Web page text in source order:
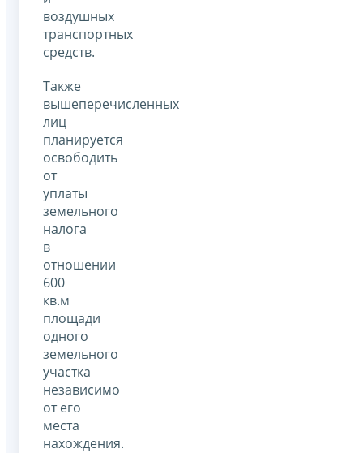
воздушных
транспортных
средств.
Также
вышеперечисленных
лиц
планируется
освободить
от
уплаты
земельного
налога
в
отношении
600
кв.м
площади
одного
земельного
участка
независимо
от его
места
нахождения.